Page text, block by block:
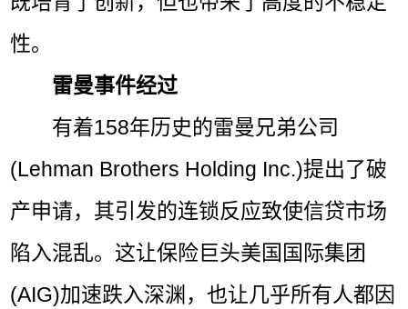
性。
雷曼事件经过
有着158年历史的雷曼兄弟公司
(Lehman Brothers Holding Inc.)提出了破
产申请，其引发的连锁反应致使信贷市场
陷入混乱。这让保险巨头美国国际集团
(AIG)加速跌入深渊，也让几乎所有人都因